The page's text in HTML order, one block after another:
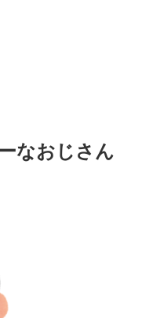
なおじさん